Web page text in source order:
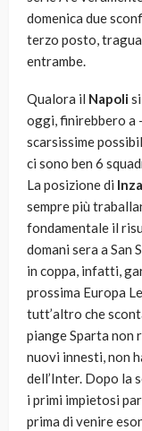
domenica due
terzo posto,
entrambe.
Qualora il Napoli
oggi, finirebbero a
scarsissime
ci sono ben 6
La posizione di
sempre più
fondamentale il
domani sera a San
in coppa, infatti,
prossima Europa
tutt’altro che
piange Sparta non
nuovi innesti, non
dell’Inter. Dopo la
i primi impietosi
prima di venire